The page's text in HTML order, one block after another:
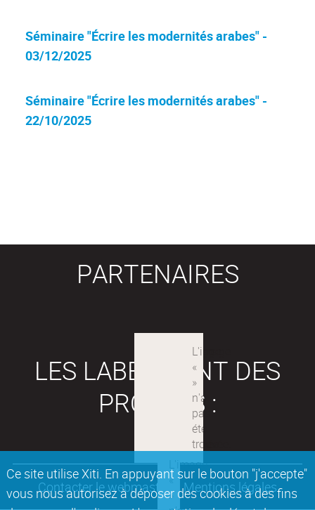
Ce site utilise Xiti. En appuyant sur le bouton "j'accepte"
vous nous autorisez à déposer des cookies à des fins
Séminaire "Écrire les modernités arabes" -
03/12/2025
Séminaire "Écrire les modernités arabes" -
22/10/2025
PARTENAIRES
LES LABEX SONT DES
PROJETS :
Contacter le webmaster Mentions légales